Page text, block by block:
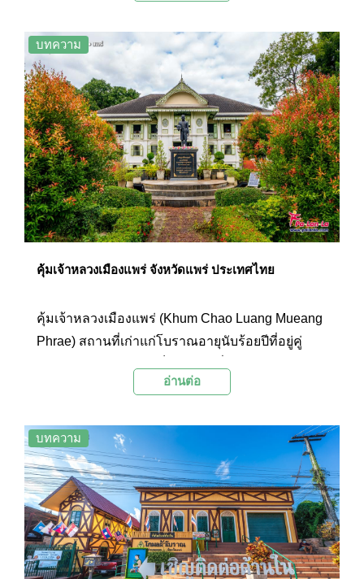
โอโซนที่ติดอันดับ 7 ของประเทศไทย
บทความ
คุ้มเจ้าหลวงเมืองแพร่ จังหวัดแพร่ ประเทศไทย
คุ้มเจ้าหลวงเมืองแพร่ (Khum Chao Luang Mueang
Phrae) สถานที่เก่าแก่โบราณอายุนับร้อยปีที่อยู่คู่
ความโดดเด่นของสถาปัตยกรรม “ทรงขนมปังขิง” ที่
อ่านต่อ
บทความ